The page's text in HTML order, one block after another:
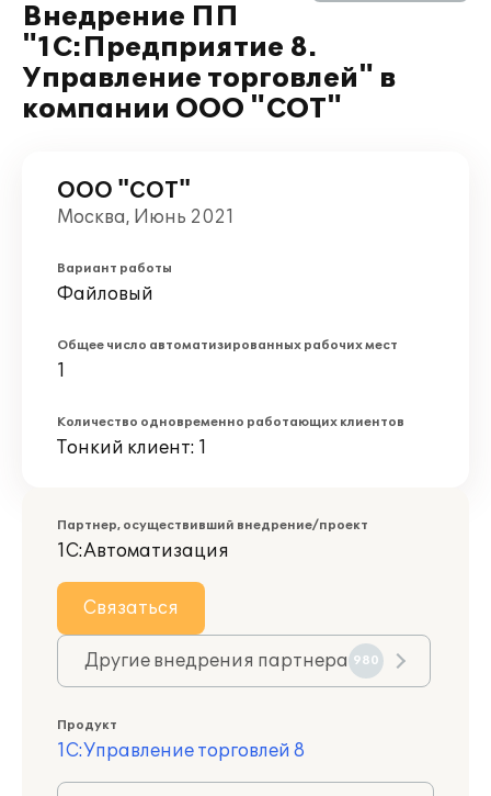
Внедрение ПП
"1С:Предприятие 8.
Управление торговлей" в
компании ООО "СОТ"
ООО "СОТ"
Москва, Июнь 2021
Вариант работы
Файловый
Общее число автоматизированных рабочих мест
1
Количество одновременно работающих клиентов
Тонкий клиент: 1
Партнер, осуществивший внедрение/проект
1С:Автоматизация
Связаться
Другие внедрения партнера 980
Продукт
1С:Управление торговлей 8